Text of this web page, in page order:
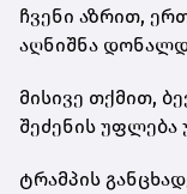
ჩვენი აზრით,
აღნიშნა
მისივე თქმით,
შეძენის უფლება
ტრამპის